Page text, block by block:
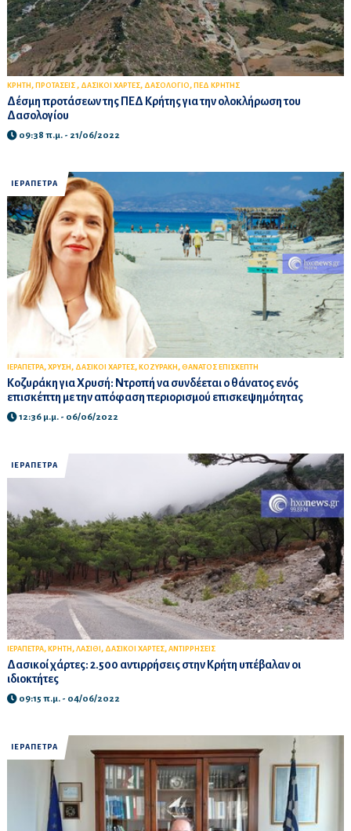
ΚΡΗΤΗ , ΠΡΟΤΑΣΕΙΣ , ΔΑΣΙΚΟΙ ΧΑΡΤΕΣ, ΔΑΣΟΛΟΓΙΟ, ΠΕΔ ΚΡΗΤΗΣ
Δέσμη προτάσεων της ΠΕΔ Κρήτης για την ολοκλήρωση του
Δασολογίου
09:38 π.μ. - 21/06/2022
ΙΕΡΑΠΕΤΡΑ
ΙΕΡΑΠΕΤΡΑ, ΧΡΥΣΗ , ΔΑΣΙΚΟΙ ΧΑΡΤΕΣ, ΚΟΖΥΡΑΚΗ , ΘΑΝΑΤΟΣ ΕΠΙΣΚΕΠΤΗ
Κοζυράκη για Χρυσή: Ντροπή να συνδέεται ο θάνατος ενός
επισκέπτη με την απόφαση περιορισμού επισκεψημότητας
12:36 μ.μ. - 06/06/2022
ΙΕΡΑΠΕΤΡΑ
ΙΕΡΑΠΕΤΡΑ, ΚΡΗΤΗ , ΛΑΣΙΘΙ , ΔΑΣΙΚΟΙ ΧΑΡΤΕΣ, ΑΝΤΙΡΡΗΣΕΙΣ
Δασικοί χάρτες: 2.500 αντιρρήσεις στην Κρήτη υπέβαλαν οι
ιδιοκτήτες
09:15 π.μ. - 04/06/2022
ΙΕΡΑΠΕΤΡΑ